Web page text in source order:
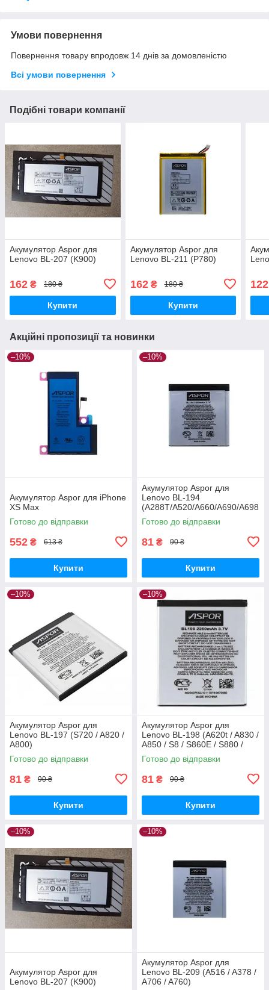
Умови повернення
Повернення товару впродовж 14 днів за домовленістю
Всі умови повернення
Подібні товари компанії
Акумулятор Aspor для
Lenovo BL-207 (K900)
162 ₴ 180 ₴
Купити
Акумулятор Aspor для
Lenovo BL-211 (P780)
162₴ 180 ₴
Купити
122
Акційні пропозиції та новинки
–10%
Акумулятор Aspor для iPhone
XS Max
Готово до відправки
552 ₴ 613 ₴
Купити
–10%
Акумулятор Aspor для
Lenovo BL-194
(A288T/A520/A660/A690/A698
t/S760/S850e)
Готово до відправки
81 ₴ 90 ₴
Купити
–10%
Акумулятор Aspor для
Lenovo BL-197 (S720 / A820 /
A800)
Готово до відправки
81 ₴ 90 ₴
Купити
–10%
Акумулятор Aspor для
Lenovo BL-198 (A620t / A830 /
A850 / S8 / S860E / S880 /
S890 / S898t)
Готово до відправки
81 ₴ 90 ₴
Купити
–10%
Акумулятор Aspor для
Lenovo BL-207 (K900)
–10%
Акумулятор Aspor для
Lenovo BL-209 (A516 / A378 /
A706 / A760)